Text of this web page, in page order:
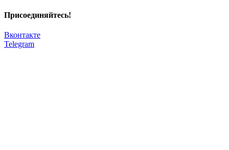
Присоединяйтесь!
Вконтакте
Telegram